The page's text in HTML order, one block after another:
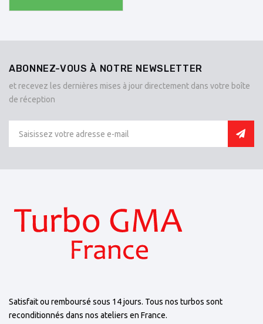
ABONNEZ-VOUS À NOTRE NEWSLETTER
et recevez les dernières mises à jour directement dans votre boîte
de réception
Satisfait ou remboursé sous 14 jours. Tous nos turbos sont
reconditionnés dans nos ateliers en France.